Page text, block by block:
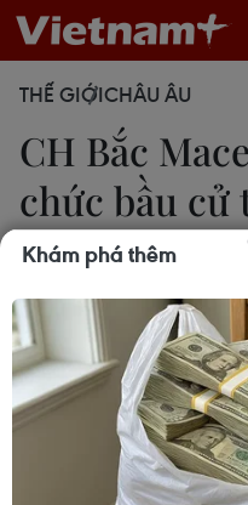
THẾ GIỚICHÂU ÂU
CH Bắc
chức bầu cử
2
22/04/2019 01:39
Kết quả sơ bộ cuộc
hòa Bắc Macedonia
không có ứng cử
phiếu bầu để đắc cử
Khám phá thêm